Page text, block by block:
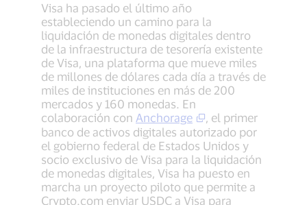
Visa ha pasado el último año
estableciendo un camino para la
liquidación de monedas digitales dentro
de la infraestructura de tesorería existente
de Visa, una plataforma que mueve miles
de millones de dólares cada día a través de
miles de instituciones en más de 200
mercados y 160 monedas. En
colaboración con Anchorage
, el primer
banco de activos digitales autorizado por
el gobierno federal de Estados Unidos y
socio exclusivo de Visa para la liquidación
de monedas digitales, Visa ha puesto en
marcha un proyecto piloto que permite a
Crypto.com enviar USDC a Visa para